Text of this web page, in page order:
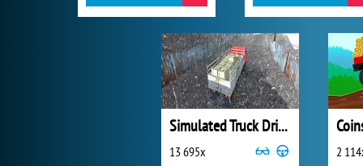
Simulated Truck Driving
13 695x 2